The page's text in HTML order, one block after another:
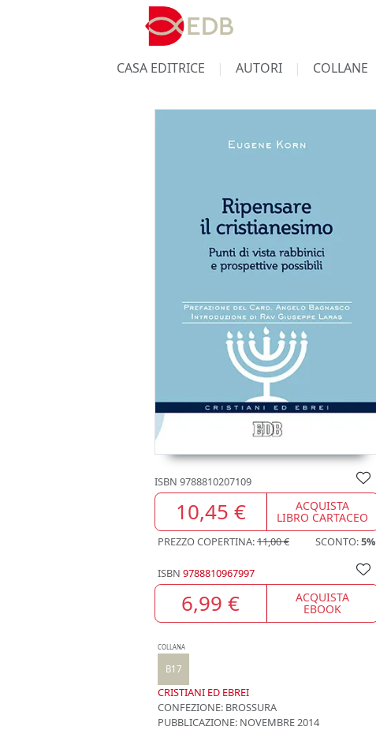
CASA EDITRICE AUTORI COLLANE
ISBN 9788810207109
10,45 € ACQUISTA
LIBRO CARTACEO
PREZZO COPERTINA:11,00 € SCONTO:5%
ISBN 9788810967997
6,99 € ACQUISTA
EBOOK
COLLANA
B17
CRISTIANI ED EBREI
CONFEZIONE: BROSSURA
PUBBLICAZIONE: NOVEMBRE 2014